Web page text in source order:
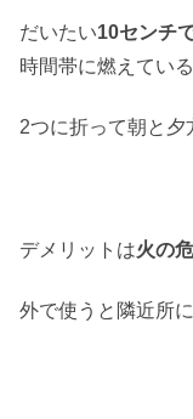
だいたい10センチ
時間帯に燃えてい
2つに折って朝と夕
デメリットは火の
外で使うと隣近所